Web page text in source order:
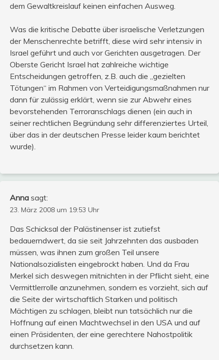
dem Gewaltkreislauf keinen einfachen Ausweg.
Was die kritische Debatte über israelische Verletzungen
der Menschenrechte betrifft, diese wird sehr intensiv in
Israel geführt und auch vor Gerichten ausgetragen. Der
Oberste Gericht Israel hat zahlreiche wichtige
Entscheidungen getroffen, z.B. auch die „gezielten
Tötungen“ im Rahmen von Verteidigungsmaßnahmen nur
dann für zulässig erklärt, wenn sie zur Abwehr eines
bevorstehenden Terroranschlags dienen (ein auch in
seiner rechtlichen Begründung sehr differenziertes Urteil,
über das in der deutschen Presse leider kaum berichtet
wurde).
Anna sagt:
23. März 2008 um 19:53 Uhr
Das Schicksal der Palästinenser ist zutiefst
bedauerndwert, da sie seit Jahrzehnten das ausbaden
müssen, was ihnen zum großen Teil unsere
Nationalsozialisten eingebrockt haben. Und da Frau
Merkel sich deswegen mitnichten in der Pflicht sieht, eine
Vermittlerrolle anzunehmen, sondern es vorzieht, sich auf
die Seite der wirtschaftlich Starken und politisch
Mächtigen zu schlagen, bleibt nun tatsächlich nur die
Hoffnung auf einen Machtwechsel in den USA und auf
einen Präsidenten, der eine gerechtere Nahostpolitik
durchsetzen kann.